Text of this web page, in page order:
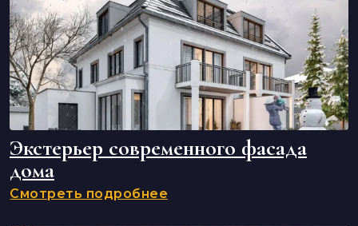
Экстерьер современного фасада
дома
Смотреть подробнее